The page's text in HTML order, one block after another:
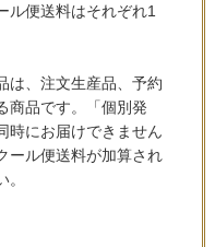
ル便送料はそれぞれ1
は、注文生産品、予約
商品です。「個別発
時にお届けできません
ール便送料が加算され